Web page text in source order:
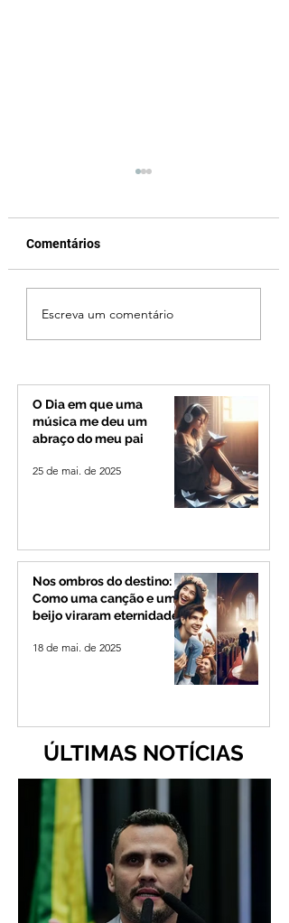
Proposta de lei
aprovada na Câmara
proíbe cobrança de
contas de água
Comentários
Escreva um comentário
O Dia em que uma
música me deu um
abraço do meu pai
25 de mai. de 2025
Nos ombros do destino:
Como uma canção e um
beijo viraram eternidade
18 de mai. de 2025
ÚLTIMAS NOTÍCIAS